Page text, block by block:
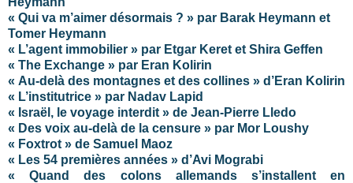
« Qui va m’aimer désormais ? » par Barak Heymann et
Tomer Heymann
« L’agent immobilier » par Etgar Keret et Shira Geffen
« The Exchange » par Eran Kolirin
« Au-delà des montagnes et des collines » d’Eran Kolirin
« L’institutrice » par Nadav Lapid
« Israël, le voyage interdit » de Jean-Pierre Lledo
« Des voix au-delà de la censure » par Mor Loushy
« Foxtrot » de Samuel Maoz
« Les 54 premières années » d’Avi Mograbi
« Quand des colons allemands s’installent en